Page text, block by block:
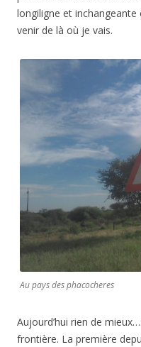
longiligne et
venir de là où je vais.
Au pays des phacocheres
Aujourd’hui rien de
frontière. La première